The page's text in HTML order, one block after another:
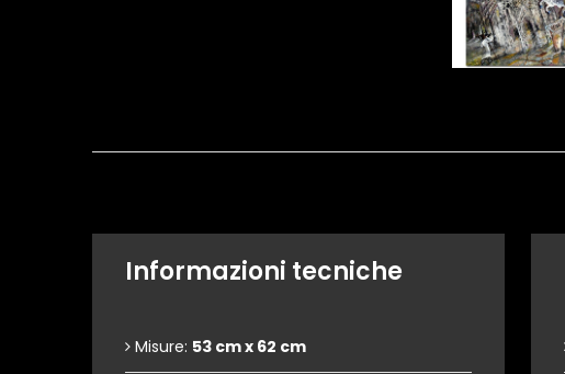
Informazioni tecniche
Misure: 53 cm x 62 cm